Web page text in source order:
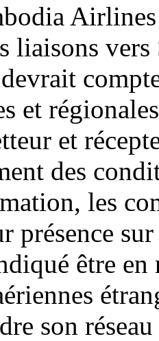
liaisons
et
et
des
les
présence
être
son